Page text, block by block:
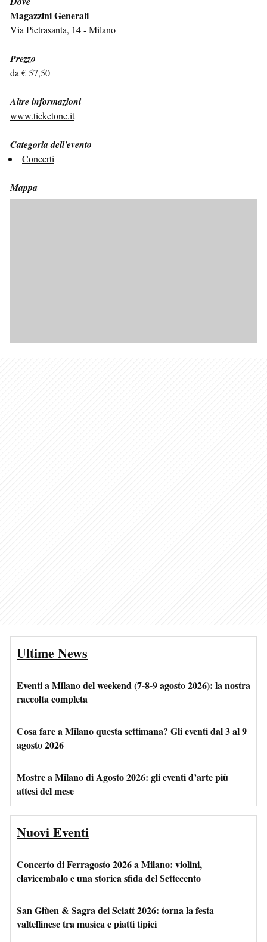
Magazzini Generali
Via Pietrasanta, 14 - Milano
Prezzo
da € 57,50
Altre informazioni
www.ticketone.it
Categoria dell'evento
Concerti
Mappa
Ultime News
Eventi a Milano del weekend (7-8-9 agosto 2026): la nostra
raccolta completa
Cosa fare a Milano questa settimana? Gli eventi dal 3 al 9
agosto 2026
Mostre a Milano di Agosto 2026: gli eventi d’arte più
attesi del mese
Nuovi Eventi
Concerto di Ferragosto 2026 a Milano: violini,
clavicembalo e una storica sfida del Settecento
San Giùen & Sagra dei Sciatt 2026: torna la festa
valtellinese tra musica e piatti tipici